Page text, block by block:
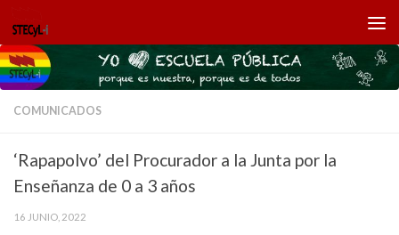
Saltar al contenido
COMUNICADOS
‘Rapapolvo’ del Procurador a la Junta por la
Enseñanza de 0 a 3 años
16 JUNIO, 2022